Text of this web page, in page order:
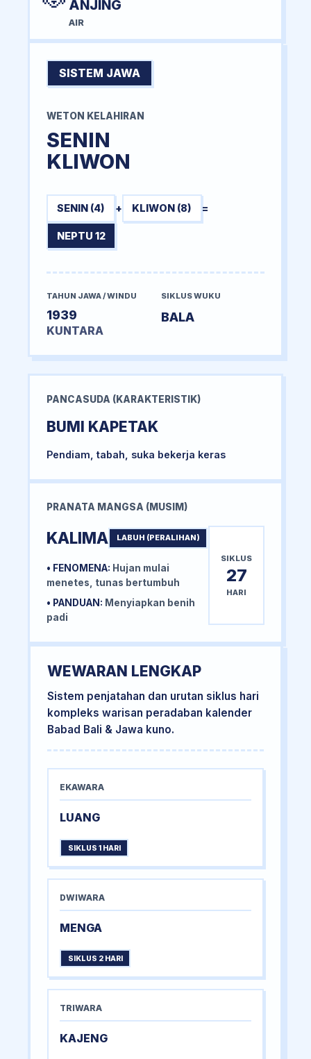
ANJING
AIR
SISTEM JAWA
WETON KELAHIRAN
SENIN
KLIWON
SENIN (4) + KLIWON (8) =
NEPTU 12
TAHUN JAWA / WINDU
1939
KUNTARA
SIKLUS WUKU
BALA
PANCASUDA (KARAKTERISTIK)
BUMI KAPETAK
Pendiam, tabah, suka bekerja keras
PRANATA MANGSA (MUSIM)
KALIMA LABUH (PERALIHAN)
• FENOMENA: Hujan mulai
menetes, tunas bertumbuh
• PANDUAN: Menyiapkan benih
padi
SIKLUS
27
HARI
WEWARAN LENGKAP
Sistem penjatahan dan urutan siklus hari
kompleks warisan peradaban kalender
Babad Bali & Jawa kuno.
EKAWARA
LUANG
SIKLUS 1 HARI
DWIWARA
MENGA
SIKLUS 2 HARI
TRIWARA
KAJENG